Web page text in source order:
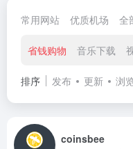
常用网站 优质机场 全
省钱购物 音乐下载
排序 发布 更新 浏
coinsbee